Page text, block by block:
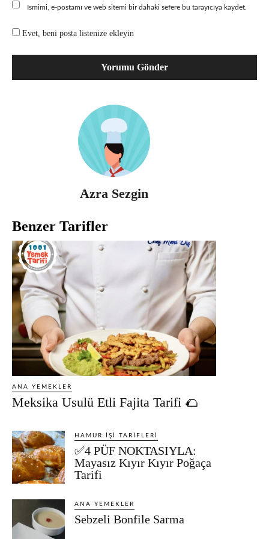
Ismimi, e-postamı ve web sitemi bir dahaki sefere bu tarayıcıya kaydet.
Evet, beni posta listenize ekleyin
Azra Sezgin
Benzer Tarifler
ANA YEMEKLER
Meksika Usulü Etli Fajita Tarifi 🌮
HAMUR İŞI TARIFLERI
✅4 PÜF NOKTASIYLA:
Mayasız Kıyır Kıyır Poğaça
Tarifi
ANA YEMEKLER
Sebzeli Bonfile Sarma